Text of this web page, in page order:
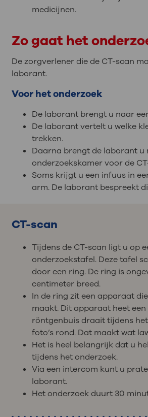
medicijnen.
Zo gaat het
De zorgverlener die de CT-scan
laborant.
Voor het onderzoek
De laborant brengt u naar
De laborant vertelt u welke
trekken.
Daarna brengt de laborant u
onderzoekskamer voor de
Soms krijgt u een infuus in
arm. De laborant bespreekt
CT-scan
Tijdens de CT-scan ligt u op
onderzoekstafel. Deze tafel
door een ring. De ring is
centimeter breed.
In de ring zit een apparaat
maakt. Dit apparaat heet
röntgenbuis draait tijdens
foto’s rond. Dat maakt wat
Het is heel belangrijk dat u
tijdens het onderzoek.
Via een intercom kunt u
laborant.
Het onderzoek duurt 30